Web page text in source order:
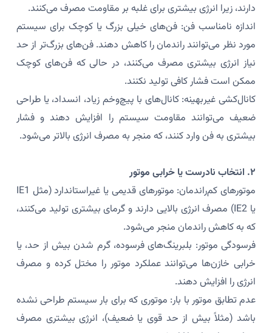
دارند، زیرا انرژی بیشتری برای غلبه بر مقاومت مصرف می‌کنند.
اندازه نامناسب فن: فن‌های خیلی بزرگ یا کوچک برای سیستم
مورد نظر می‌توانند راندمان را کاهش دهند. فن‌های بزرگ‌تر از حد
نیاز انرژی بیشتری مصرف می‌کنند، در حالی که فن‌های کوچک
ممکن است فشار کافی تولید نکنند.
کانال‌کشی غیربهینه: کانال‌های با پیچ‌وخم زیاد، انسداد، یا طراحی
ضعیف می‌توانند مقاومت سیستم را افزایش دهند و فشار
بیشتری به فن وارد کنند، که منجر به مصرف انرژی بالاتر می‌شود.
۲. انتخاب نادرست یا خرابی موتور
موتورهای کم‌راندمان: موتورهای قدیمی یا غیراستاندارد (مثل IE1
یا IE2) مصرف انرژی بالایی دارند و گرمای بیشتری تولید می‌کنند،
که به کاهش راندمان منجر می‌شود.
فرسودگی موتور: بلبرینگ‌های فرسوده، گرم شدن بیش از حد، یا
خرابی خازن‌ها می‌توانند عملکرد موتور را مختل کرده و مصرف
انرژی را افزایش دهند.
عدم تطابق موتور با بار: موتوری که برای بار سیستم طراحی نشده
باشد (مثلاً بیش از حد قوی یا ضعیف)، انرژی بیشتری مصرف